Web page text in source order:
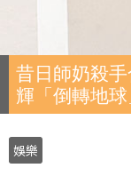
昔日師奶殺
輝「倒轉地球
娛樂